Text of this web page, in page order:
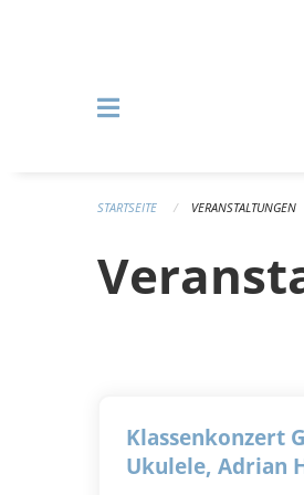
STARTSEITE VERANSTALTUNGEN
Klassenkonzert
Ukulele, Adrian